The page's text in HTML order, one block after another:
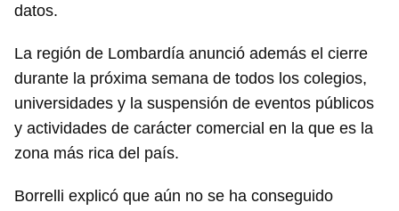
datos.
La región de Lombardía anunció además el cierre
durante la próxima semana de todos los colegios,
universidades y la suspensión de eventos públicos
y actividades de carácter comercial en la que es la
zona más rica del país.
Borrelli explicó que aún no se ha conseguido